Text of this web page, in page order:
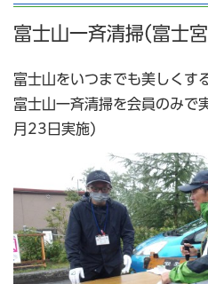
富士山一斉清掃(富士
富士山をいつまでも美しくす
富士山一斉清掃を会員のみで
月23日実施)